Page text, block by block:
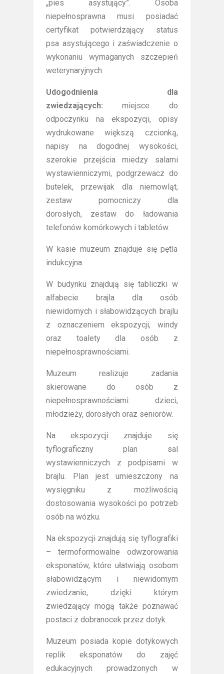
„pies asystujący”. Osoba
niepełnosprawna musi posiadać
certyfikat potwierdzający status
psa asystującego i zaświadczenie o
wykonaniu wymaganych szczepień
weterynaryjnych.
Udogodnienia dla
zwiedzających: miejsce do
odpoczynku na ekspozycji, opisy
wydrukowane większą czcionką,
napisy na dogodnej wysokości,
szerokie przejścia miedzy salami
wystawienniczymi, podgrzewacz do
butelek, przewijak dla niemowląt,
zestaw pomocniczy dla
dorosłych, zestaw do ładowania
telefonów komórkowych i tabletów.
W kasie muzeum znajduje się pętla
indukcyjna.
W budynku znajdują się tabliczki w
alfabecie brajla dla osób
niewidomych i słabowidzących brajlu
z oznaczeniem ekspozycji, windy
oraz toalety dla osób z
niepełnosprawnościami.
Muzeum realizuje zadania
skierowane do osób z
niepełnosprawnościami: dzieci,
młodzieży, dorosłych oraz seniorów.
Na ekspozycji znajduje się
tyflograficzny plan sal
wystawienniczych z podpisami w
brajlu. Plan jest umieszczony na
wysięgniku z możliwością
dostosowania wysokości po potrzeb
osób na wózku.
Na ekspozycji znajdują się tyflografiki
– termoformowalne odwzorowania
eksponatów, które ułatwiają osobom
słabowidzącym i niewidomym
zwiedzanie, dzięki którym
zwiedzający mogą także poznawać
postaci z dobranocek przez dotyk.
Muzeum posiada kopie dotykowych
replik eksponatów do zajęć
edukacyjnych prowadzonych w